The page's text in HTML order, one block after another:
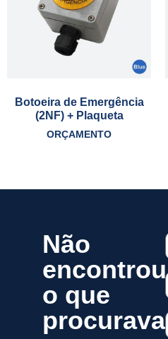
Botoeira de Emergência
(2NF) + Plaqueta
ORÇAMENTO
Não
encontrou
o que